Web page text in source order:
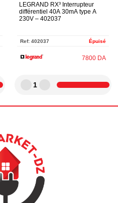
LEGRAND RX³ Interrupteur
différentiel 40A 30mA type A
230V – 402037
Ref: 402037 Épuisé
7800 DA
1